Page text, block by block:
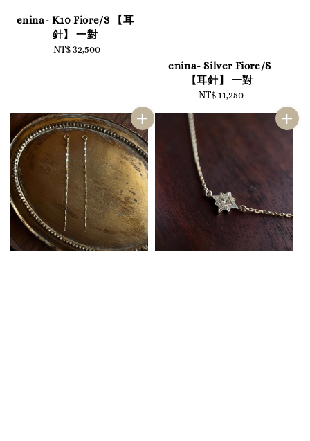
enina- K10 Fiore/S 【耳
針】 一對
Regular
NT$ 32,500
enina- Silver Fiore/S
【耳針】 一對
Regular
NT$ 11,250